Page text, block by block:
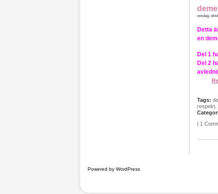
onsdag,
Detta
en
Del 1
Del 2
Tags:
respekt
| 1
Powered by WordPress